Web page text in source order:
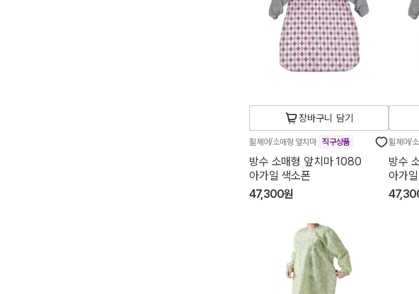
장바구니 담기
휠체어/소매형 앞치마 직구상품
방수 소매형 앞치마 1080
아가일 색소폰
47,300원
휠체어/
방수
아가